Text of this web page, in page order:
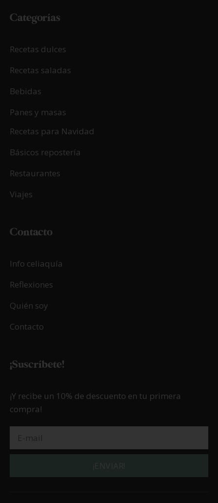
Categorías
Recetas dulces
Recetas saladas
Bebidas
Panes y masas
Recetas para Navidad
Básicos repostería
Restaurantes
Viajes
Contacto
Info celiaquía
Reflexiones
Quién soy
Contacto
¡Suscríbete!
¡Y recibe un 10% de descuento en tu primera
compra!
¡ENVIAR!